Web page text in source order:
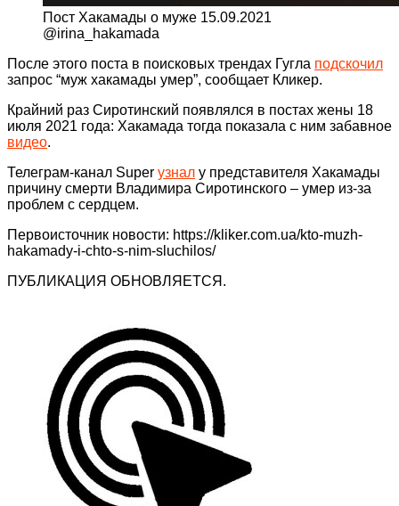
Пост Хакамады о муже 15.09.2021
@irina_hakamada
После этого поста в поисковых трендах Гугла подскочил
запрос “муж хакамады умер”, сообщает Кликер.
Крайний раз Сиротинский появлялся в постах жены 18
июля 2021 года: Хакамада тогда показала с ним забавное
видео.
Телеграм-канал Super узнал у представителя Хакамады
причину смерти Владимира Сиротинского – умер из-за
проблем с сердцем.
Первоисточник новости: https://kliker.com.ua/kto-muzh-
hakamady-i-chto-s-nim-sluchilos/
ПУБЛИКАЦИЯ ОБНОВЛЯЕТСЯ.